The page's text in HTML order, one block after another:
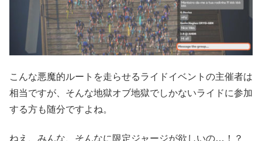
こんな悪魔的ルートを走らせるライドイベントの主催者は
相当ですが、そんな地獄オブ地獄でしかないライドに参加
する方も随分ですよね。
ねえ、みんな、そんなに限定ジャージが欲しいの…！？